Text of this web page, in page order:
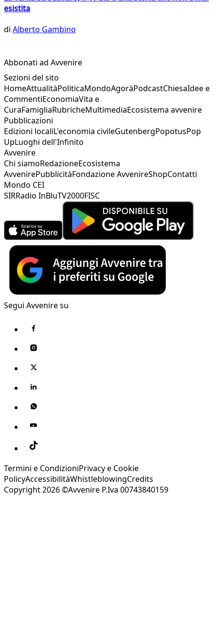
esistita
di Alberto Gambino
Abbonati ad Avvenire
Sezioni del sito
HomeAttualitàPoliticaMondoAgoràPodcastChiesaIdee e
CommentiEconomiaVita e
CuraFamigliaRubricheMultimediaEcosistema avvenire
Pubblicazioni
Edizioni localiL'economia civileGutenbergPopotusPop
UpLuoghi dell'Infinito
Avvenire
Chi siamoRedazioneEcosistema
AvvenirePubblicitàFondazione AvvenireShopContatti
Mondo CEI
SIRRadio InBluTV2000FISC
Segui Avvenire su
Termini e CondizioniPrivacy e Cookie
PolicyAccessibilitàWhistleblowingCredits
Copyright 2026 ©Avvenire P.Iva 00743840159